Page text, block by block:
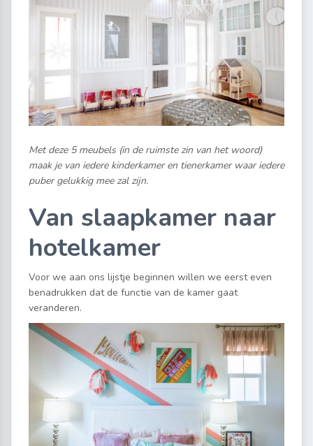
Met deze 5 meubels (in de ruimste zin van het woord)
maak je van iedere kinderkamer en tienerkamer waar iedere
puber gelukkig mee zal zijn.
Van slaapkamer naar
hotelkamer
Voor we aan ons lijstje beginnen willen we eerst even
benadrukken dat de functie van de kamer gaat
veranderen.